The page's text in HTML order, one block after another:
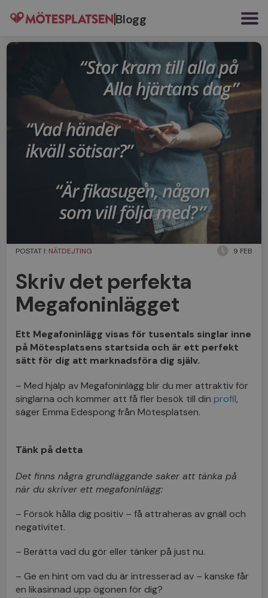
Blogg
POSTAT I: NÄTDEJTING 9 FEB
Skriv det perfekta
Megafoninlägget
Ett Megafoninlägg visas för tusentals singlar inne
på Mötesplatsens startsida och är ett perfekt
sätt för dig att marknadsföra dig själv.
– Med hjälp av Megafoninlägg blir du mer attraktiv för
singlarna och kommer att få fler besök till din profil,
säger Emma Edespong från Mötesplatsen.
Tänk på detta
Det finns några grundläggande saker att tänka på
när du skriver ett megafoninlägg:
– Försök hålla dig positiv – få attraheras av gnäll och
negativitet.
– Berätta vad du gör eller tänker på just nu.
– Ge en hint om vad du är intresserad av – kanske får
en likasinnad upp ögonen för dig?